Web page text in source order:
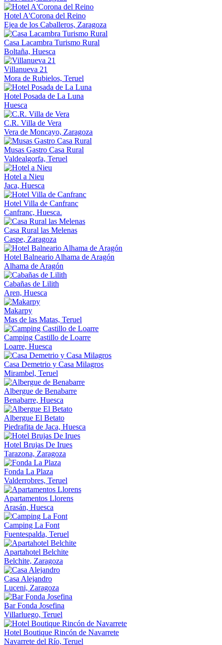
Hotel A'Corona del Reino
Ejea de los Caballeros, Zaragoza
Casa Lacambra Turismo Rural
Boltaña, Huesca
Villanueva 21
Mora de Rubielos, Teruel
Hotel Posada de La Luna
Huesca
C.R. Villa de Vera
Vera de Moncayo, Zaragoza
Musas Gastro Casa Rural
Valdealgorfa, Teruel
Hotel a Nieu
Jaca, Huesca
Hotel Villa de Canfranc
Canfranc, Huesca.
Casa Rural las Melenas
Caspe, Zaragoza
Hotel Balneario Alhama de Aragón
Alhama de Aragón
Cabañas de Lilith
Aren, Huesca
Makarpy
Mas de las Matas, Teruel
Camping Castillo de Loarre
Loarre, Huesca
Casa Demetrio y Casa Milagros
Mirambel, Teruel
Albergue de Benabarre
Benabarre, Huesca
Albergue El Betato
Piedrafita de Jaca, Huesca
Hotel Brujas De Irues
Tarazona, Zaragoza
Fonda La Plaza
Valderrobres, Teruel
Apartamentos Llorens
Arasán, Huesca
Camping La Font
Fuentespalda, Teruel
Apartahotel Belchite
Belchite, Zaragoza
Casa Alejandro
Luceni, Zaragoza
Bar Fonda Josefina
Villarluego, Teruel
Hotel Boutique Rincón de Navarrete
Navarrete del Río, Teruel